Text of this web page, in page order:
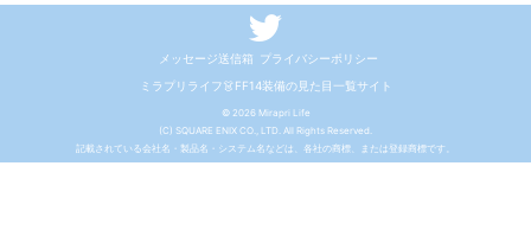
メッセージ送信箱 プライバシーポリシー
ミラプリライフ👗FF14装備の見た目一覧サイト
© 2026 Mirapri Life
(C) SQUARE ENIX CO., LTD. All Rights Reserved.
記載されている会社名・製品名・システム名などは、各社の商標、または登録商標です。